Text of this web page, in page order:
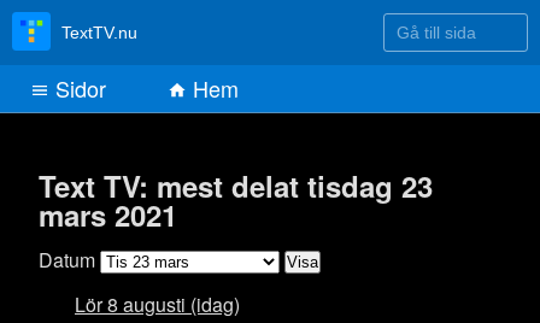
Text TV: mest delat tisdag 23
mars 2021
Datum
Lör 8 augusti (idag)
TextTV.nu Gå till sida
Sidor Hem